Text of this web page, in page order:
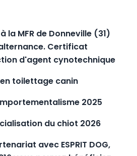
la MFR de Donneville (31)
Certificat
d'agent cynotechnique
toilettage canin
2025
du chiot 2026
avec ESPRIT DOG,